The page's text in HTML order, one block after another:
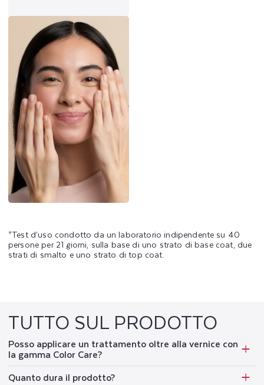
*Test d’uso condotto da un laboratorio indipendente su 40
persone per 21 giorni, sulla base di uno strato di base coat, due
strati di smalto e uno strato di top coat.
TUTTO SUL PRODOTTO
Posso applicare un trattamento oltre alla vernice con
la gamma Color Care?
Quanto dura il prodotto?